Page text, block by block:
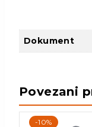
Dokument
Povezani
-10%